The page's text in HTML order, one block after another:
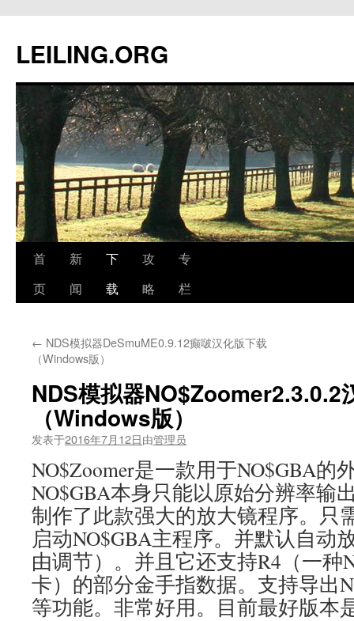
文
LEILING.ORG
首
页
新
闻
下
载
攻
略
专
栏
← NDS模拟器DeSmuME0.9.12癫啵汉化版下载
（Windows版）
NDS模拟器NO$Zoomer2.3.0.2
（Windows版）
发表于2016年7月12日由管理员
NO$Zoomer是一款用于NO$GBA的
NO$GBA本身只能以原始分辨率输
制作了此款强大的放大镜程序。只
启动NO$GBA主程序。并默认自动
由调节）。并且它还支持R4（一种
卡）的部分金手指数据。支持导出
等功能。非常好用。目前最好版本